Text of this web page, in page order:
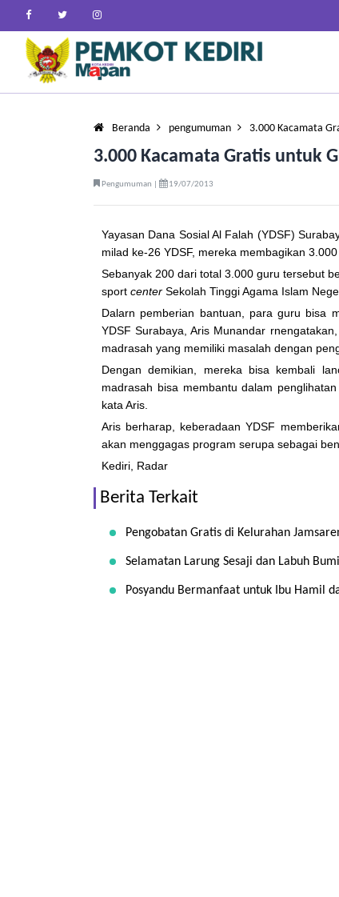
Beranda pengumuman 3.000 Kacamata
3.000 Kacamata Gratis untuk
Pengumuman | 19/07/2013
Yayasan Dana Sosial Al Falah (YDSF)
milad ke-26 YDSF, mereka membagikan
Sebanyak 200 dari total 3.000 guru tersebut
sport center Sekolah Tinggi Agama Islam
Dalarn pemberian bantuan, para guru bisa
YDSF Surabaya, Aris Munandar
madrasah yang memiliki masalah dengan
Dengan demikian, mereka bisa kembali
madrasah bisa membantu dalam
kata Aris.
Aris berharap, keberadaan YDSF
akan menggagas program serupa sebagai
Kediri, Radar
Berita Terkait
Pengobatan Gratis di Kelurahan
Selamatan Larung Sesaji dan Labuh Bumi
Posyandu Bermanfaat untuk Ibu Hamil